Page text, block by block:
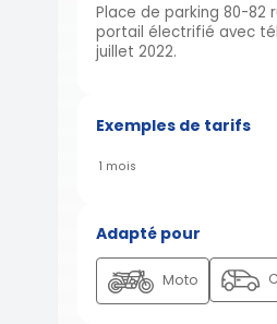
Place de parking 80-82
portail électrifié avec
juillet 2022.
Exemples de tarifs
1 mois
Adapté pour
Moto